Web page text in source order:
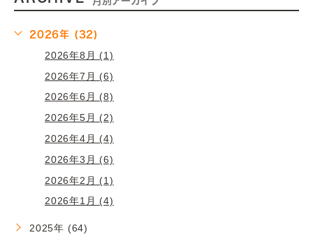
2026年 (32)
2026年8月 (1)
2026年7月 (6)
2026年6月 (8)
2026年5月 (2)
2026年4月 (4)
2026年3月 (6)
2026年2月 (1)
2026年1月 (4)
2025年 (64)